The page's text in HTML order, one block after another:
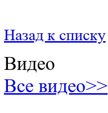
Назад к списку
Видео
Все видео>>